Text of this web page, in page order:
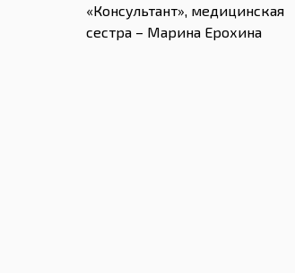
«Консультант», медицинская
сестра – Марина Ерохина